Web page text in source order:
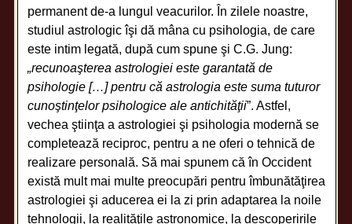
permanent de-a lungul veacurilor. În zilele noastre,
studiul astrologic îşi dă mâna cu psihologia, de care
este intim legată, după cum spune şi C.G. Jung:
„recunoaşterea astrologiei este garantată de
psihologie […] pentru că astrologia este suma tuturor
cunoştinţelor psihologice ale antichităţii”. Astfel,
vechea ştiinţa a astrologiei şi psihologia modernă se
completează reciproc, pentru a ne oferi o tehnică de
realizare personală. Să mai spunem că în Occident
există mult mai multe preocupări pentru îmbunătăţirea
astrologiei şi aducerea ei la zi prin adaptarea la noile
tehnologii, la realităţile astronomice, la descoperirile